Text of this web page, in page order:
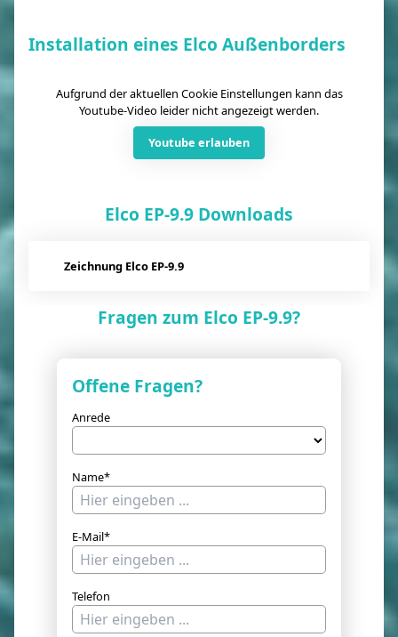
Installation eines Elco Außenborders
Aufgrund der aktuellen Cookie Einstellungen kann das
Youtube-Video leider nicht angezeigt werden.
Youtube erlauben
Elco EP-9.9 Downloads
Zeichnung Elco EP-9.9
Fragen zum Elco EP-9.9?
Offene Fragen?
Anrede
Name*
E-Mail*
Telefon